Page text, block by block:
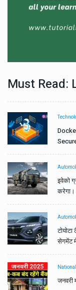
Must Read:
इवेको
करेगा।
सेगमेंट
जनवरी